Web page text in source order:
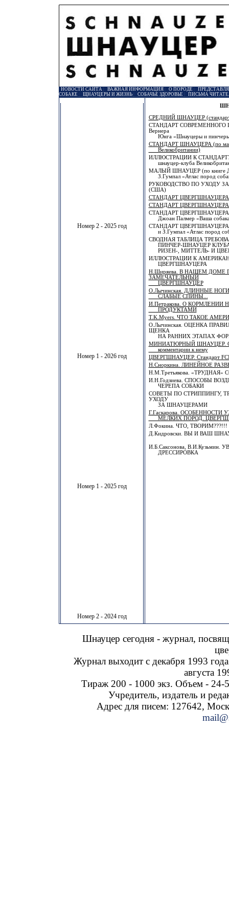
НОВОСТИ САЙТА| ВАЖНАЯ ИНФОРМАЦИЯ| О ПОРОДЕ
СОБАКЕ
ЩНАУЦЕРЫ И ЖИЗНЬ| СОБАЧЬЕ ЗДОРОВЬЕ ПИСЬМА
Номер 2 - 2025 год
Номер 1 - 2026 год
Номер 1 - 2025 год
Номер 2 - 2024 год
СРЕДНИЙ ШНАУЦЕР (стандарт
СТАНДАРТ СОВРЕМЕННОГО
Вернера
Юнга «Шнауцеры и
СТАНДАРТ ШНАУЦЕРА (по
Великобритании)
ИЛЛЮСТРАЦИИ К СТАНДАРТУ
шнауцер-клуба
МАЛЫЙ ШНАУЦЕР (по книге
З.Гумпал «Атлас пород
РУКОВОДСТВО ПО УХОДУ
(США)
СТАНДАРТ ЦВЕРГШНАУЦЕРА
СТАНДАРТ ЦВЕРГШНАУЦЕРА
СТАНДАРТ ЦВЕРГШНАУЦЕРА
Джоан Палмер «Ваша
СТАНДАРТ ЦВЕРГШНАУЦЕРА
и З.Гумпал «Атлас пород
СВОДНАЯ ТАБЛИЦА
ПИНЧЕР-ШНАУЦЕР
РИЗЕН-, МИТТЕЛЬ- И
ИЛЛЮСТРАЦИИ К
ЦВЕРГШНАУЦЕРА
Н.Ширяева. В НАШЕМ ДОМЕ
ЗАМЕЧАТЕЛЬНЫЙ
ЦВЕРГШНАУЦЕР
О.Лычинская. ДЛИННЫЕ
СЛАБЫЕ СПИНЫ...
И.Петракова. О КОРМЛЕНИИ
ПРОДУКТАМИ
T.K.Myers. ЧТО ТАКОЕ
О.Лычинская. ОЦЕНКА
ЩЕНКА
НА РАННИХ ЭТАПАХ
МИНИАТЮРНЫЙ ШНАУЦЕР.
комментарии к нему
ЦВЕРГШНАУЦЕР. Стандарт
Н.Сноркина. ЛИНЕЙНОЕ
Н.М.Третьякова. «ТРУДНАЯ»
И.Н.Годзиева. СПОСОБЫ
ЧЕРЕПА СОБАКИ
СОВЕТЫ ПО СТРИППИНГУ,
УХОДУ
ЗА ШНАУЦЕРАМИ
Г.Гаскарова.
МЕЛКИХ ПОРОД.
Л.Фокина. ЧТО, ТВОРИМ???!!!
Д.Кидровски. ВЫ И ВАШ
И.Б.Саксонова, В.И.Кузьмин.
ДРЕССИРОВКА
Шнауцер сегодня - журнал,
Журнал выходит с декабря 1993
августа
Тираж 200 - 1000 экз. Объем - 24-
Учредитель, издатель и
Адрес для писем: 127642,